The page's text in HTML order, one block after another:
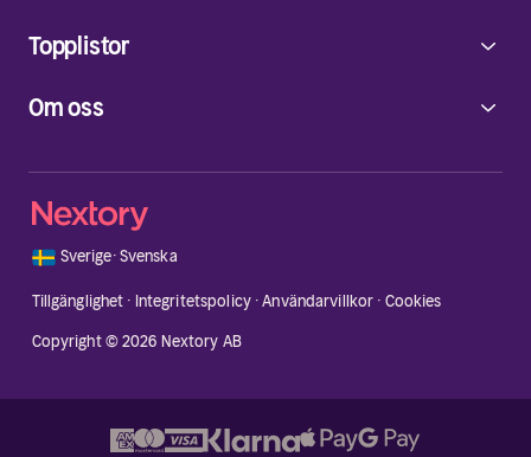
Om oss
Topplistor
🇸🇪 Sverige·Svenska
Tillgänglighet · Integritetspolicy·Användarvillkor · Cookies
Copyright © 2026 Nextory AB